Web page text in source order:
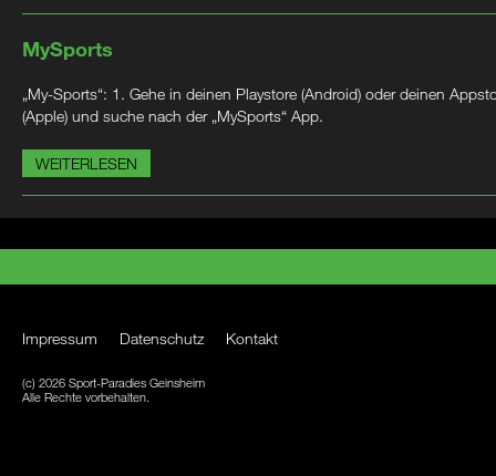
MySports
„My-Sports“: 1. Gehe in deinen Playstore (Android) oder deinen
(Apple) und suche nach der „MySports“ App.
WEITERLESEN
Impressum Datenschutz Kontakt
(c) 2026 Sport-Paradies Geinsheim
Alle Rechte vorbehalten.